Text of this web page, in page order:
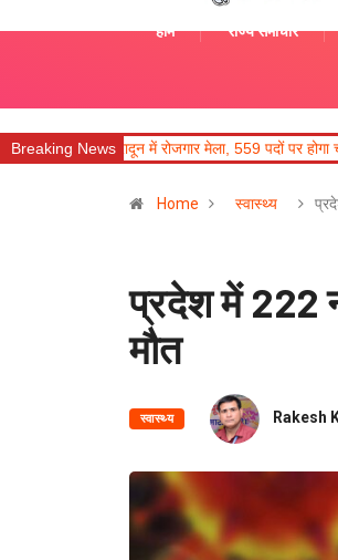
होम राज्य समाचार
Breaking News
मेला, 559 पदों पर होगा चयन सहकारिता क्षेत्र
Home स्वास्थ्य
प्रदेश में 222
मौत
स्वास्थ्य Rakesh